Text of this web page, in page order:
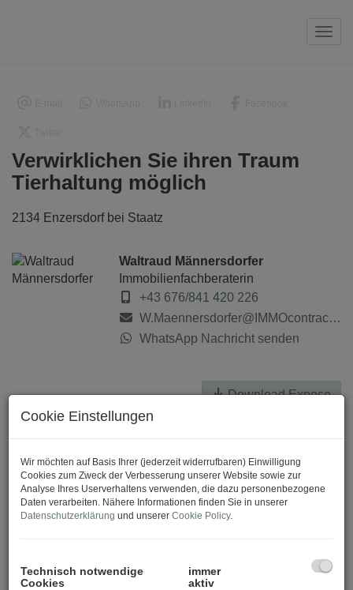
Verwirklichen Sie ihren Traum
Tierhaltung möglich
2134 Enzersdorf bei Staatz
Waltraud Männersdorfer
Immobilienfachberaterin
+43 676/841 420 226
W.Maennersdorfer@IMMOcontract.at
WhatsApp Nachricht senden
Download Expose
Cookie Einstellungen
Wir möchten auf Basis Ihrer (jederzeit widerrufbaren) Einwilligung
Cookies zum Zweck der Verbesserung unserer Website sowie zur
Analyse Ihres Userverhaltens verwenden, die dazu personenbezogene
Daten verarbeiten. Nähere Informationen finden Sie in unserer
Datenschutzerklärung und unserer Cookie Policy.
Technisch notwendige
Cookies
immer
aktiv